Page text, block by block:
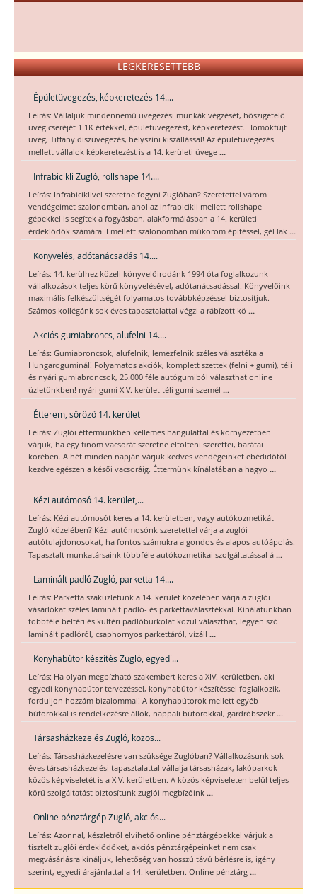
LEGKERESETTEBB
Épületüvegezés, képkeretezés 14....
Leírás: Vállaljuk mindennemű üvegezési munkák végzését, hőszigetelő
üveg cseréjét 1.1K értékkel, épületüvegezést, képkeretezést. Homokfújt
üveg, Tiffany díszüvegezés, helyszíni kiszállással! Az épületüvegezés
mellett vállalok képkeretezést is a 14. kerületi üvege ...
Infrabicikli Zugló, rollshape 14....
Leírás: Infrabiciklivel szeretne fogyni Zuglóban? Szeretettel várom
vendégeimet szalonomban, ahol az infrabicikli mellett rollshape
gépekkel is segítek a fogyásban, alakformálásban a 14. kerületi
érdeklődők számára. Emellett szalonomban műköröm építéssel, gél lak ...
Könyvelés, adótanácsadás 14....
Leírás: 14. kerülhez közeli könyvelőirodánk 1994 óta foglalkozunk
vállalkozások teljes körű könyvelésével, adótanácsadással. Könyvelőink
maximális felkészültségét folyamatos továbbképzéssel biztosítjuk.
Számos kollégánk sok éves tapasztalattal végzi a rábízott kö ...
Akciós gumiabroncs, alufelni 14....
Leírás: Gumiabroncsok, alufelnik, lemezfelnik széles választéka a
Hungaroguminál! Folyamatos akciók, komplett szettek (felni + gumi), téli
és nyári gumiabroncsok, 25.000 féle autógumiból választhat online
üzletünkben! nyári gumi XIV. kerület téli gumi személ ...
Étterem, söröző 14. kerület
Leírás: Zuglói éttermünkben kellemes hangulattal és környezetben
várjuk, ha egy finom vacsorát szeretne eltölteni szerettei, barátai
körében. A hét minden napján várjuk kedves vendégeinket ebédidőtől
kezdve egészen a késői vacsoráig. Éttermünk kínálatában a hagyo ...
Kézi autómosó 14. kerület,...
Leírás: Kézi autómosót keres a 14. kerületben, vagy autókozmetikát
Zugló közelében? Kézi autómosónk szeretettel várja a zuglói
autótulajdonosokat, ha fontos számukra a gondos és alapos autóápolás.
Tapasztalt munkatársaink többféle autókozmetikai szolgáltatással á ...
Laminált padló Zugló, parketta 14....
Leírás: Parketta szaküzletünk a 14. kerület közelében várja a zuglói
vásárlókat széles laminált padló- és parkettaválasztékkal. Kínálatunkban
többféle beltéri és kültéri padlóburkolat közül választhat, legyen szó
laminált padlóról, csaphornyos parkettáról, vízáll ...
Konyhabútor készítés Zugló, egyedi...
Leírás: Ha olyan megbízható szakembert keres a XIV. kerületben, aki
egyedi konyhabútor tervezéssel, konyhabútor készítéssel foglalkozik,
forduljon hozzám bizalommal! A konyhabútorok mellett egyéb
bútorokkal is rendelkezésre állok, nappali bútorokkal, gardróbszekr ...
Társasházkezelés Zugló, közös...
Leírás: Társasházkezelésre van szüksége Zuglóban? Vállalkozásunk sok
éves társasházkezelési tapasztalattal vállalja társasházak, lakóparkok
közös képviseletét is a XIV. kerületben. A közös képviseleten belül teljes
körű szolgáltatást biztosítunk zuglói megbízóink ...
Online pénztárgép Zugló, akciós...
Leírás: Azonnal, készletről elvihető online pénztárgépekkel várjuk a
tisztelt zuglói érdeklődőket, akciós pénztárgépeinket nem csak
megvásárlásra kínáljuk, lehetőség van hosszú távú bérlésre is, igény
szerint, egyedi árajánlattal a 14. kerületben. Online pénztárg ...